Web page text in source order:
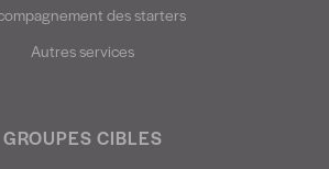
des starters
Autres services
GROUPES CIBLES